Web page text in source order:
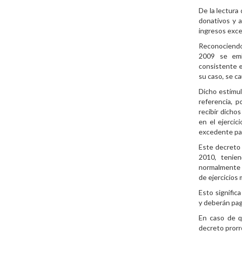
De la lectura
donativos y
ingresos
2009 se
consistente
su caso, se
Dicho
referencia,
recibir
en el
excedente
Este
2010,
de ejercicios
Esto
y deberán
En caso de
decreto